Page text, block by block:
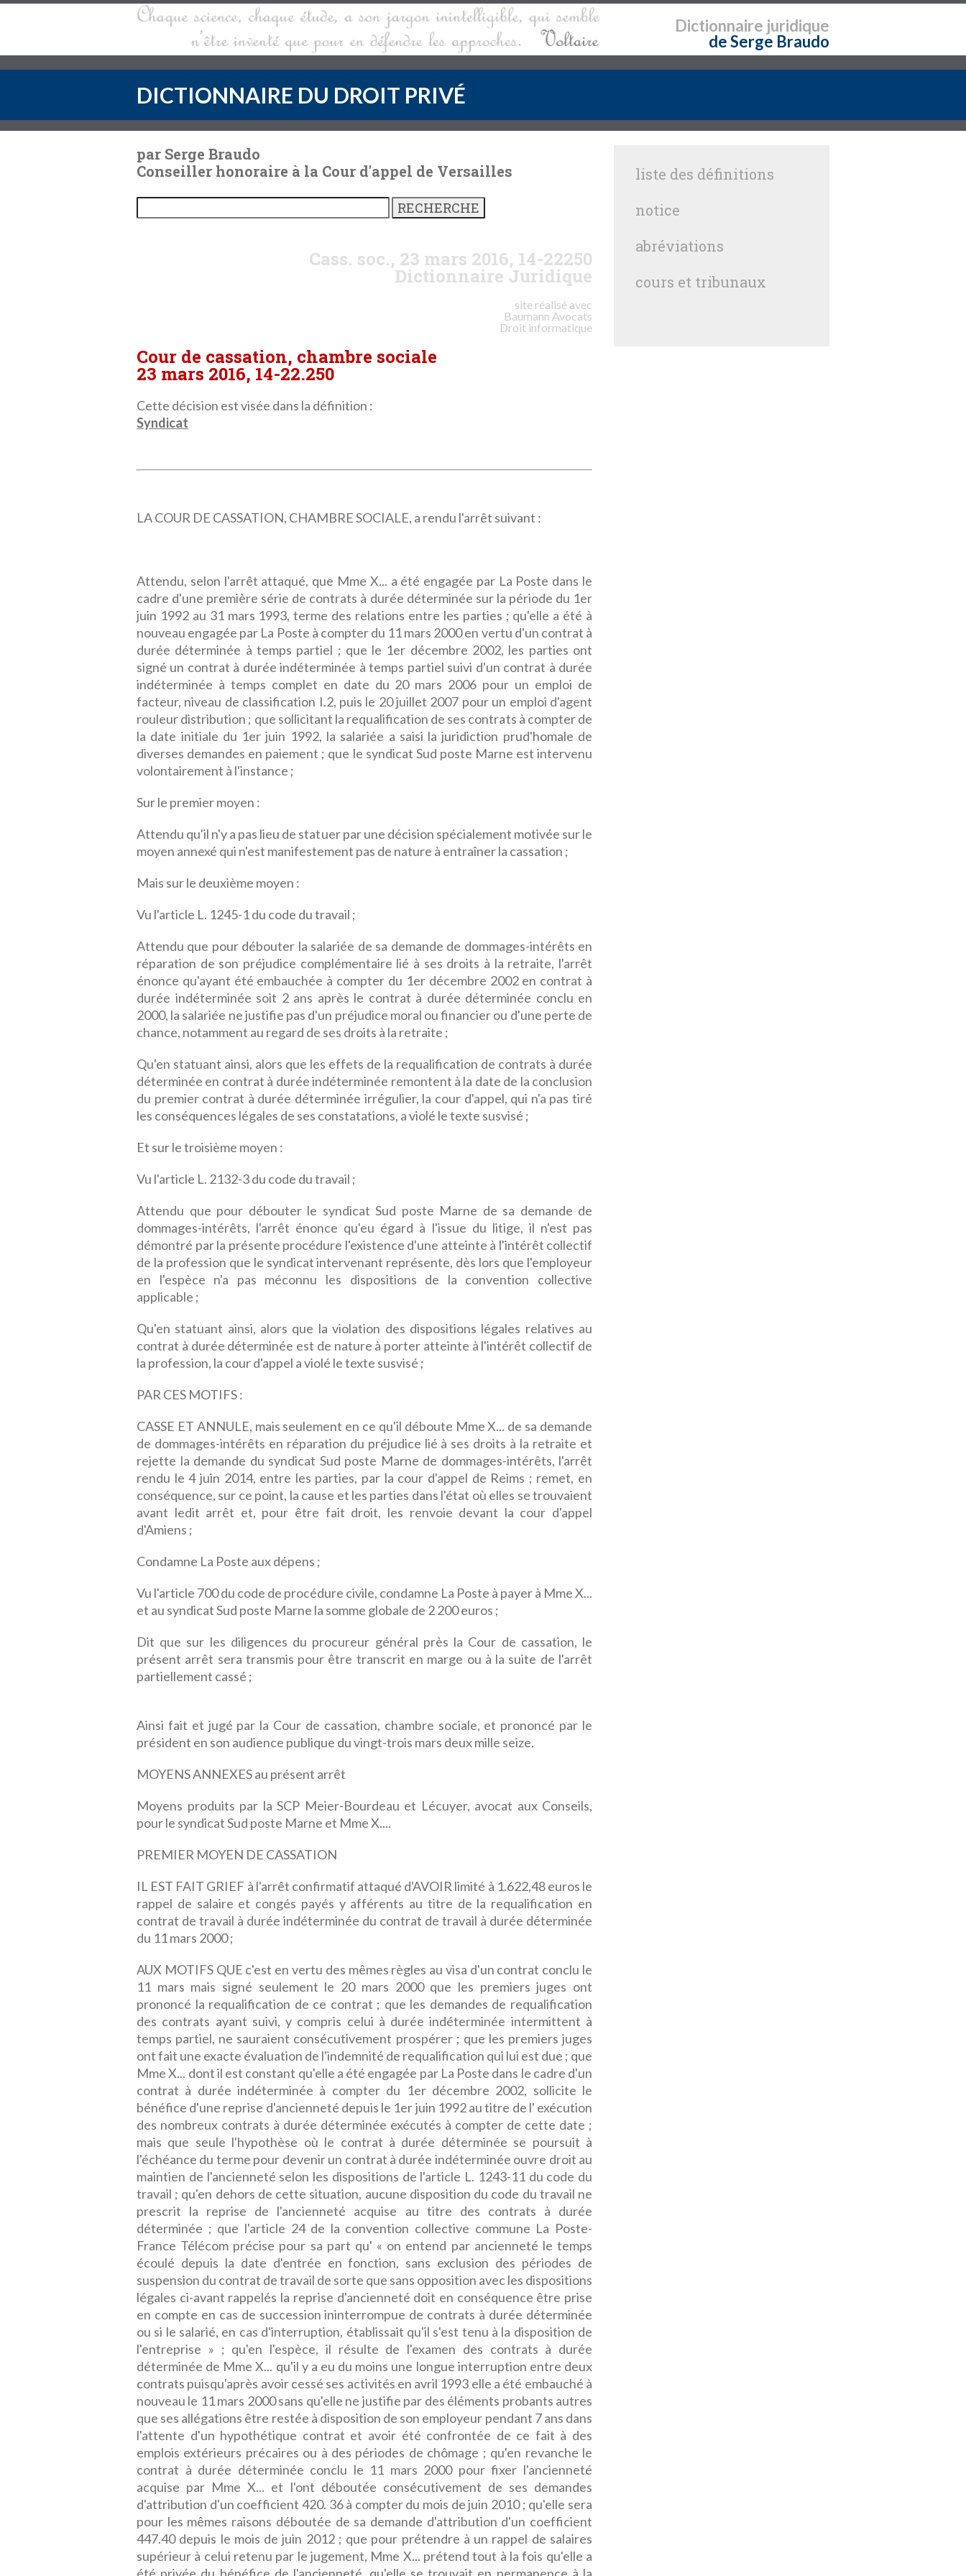
Dictionnaire juridique
de Serge Braudo
DICTIONNAIRE DU DROIT PRIVÉ
par Serge Braudo
Conseiller honoraire à la Cour d'appel de Versailles
Cass. soc., 23 mars 2016, 14-22250
Dictionnaire Juridique
site réalisé avec
Baumann Avocats
Droit informatique
Cour de cassation, chambre sociale
23 mars 2016, 14-22.250
Cette décision est visée dans la définition :
Syndicat
LA COUR DE CASSATION, CHAMBRE SOCIALE, a rendu l'arrêt suivant :
Attendu, selon l'arrêt attaqué, que Mme X... a été engagée par La Poste dans le
cadre d'une première série de contrats à durée déterminée sur la période du 1er
juin 1992 au 31 mars 1993, terme des relations entre les parties ; qu'elle a été à
nouveau engagée par La Poste à compter du 11 mars 2000 en vertu d'un contrat à
durée déterminée à temps partiel ; que le 1er décembre 2002, les parties ont
signé un contrat à durée indéterminée à temps partiel suivi d'un contrat à durée
indéterminée à temps complet en date du 20 mars 2006 pour un emploi de
facteur, niveau de classification I.2, puis le 20 juillet 2007 pour un emploi d'agent
rouleur distribution ; que sollicitant la requalification de ses contrats à compter de
la date initiale du 1er juin 1992, la salariée a saisi la juridiction prud'homale de
diverses demandes en paiement ; que le syndicat Sud poste Marne est intervenu
volontairement à l'instance ;
Sur le premier moyen :
Attendu qu'il n'y a pas lieu de statuer par une décision spécialement motivée sur le
moyen annexé qui n'est manifestement pas de nature à entraîner la cassation ;
Mais sur le deuxième moyen :
Vu l'article L. 1245-1 du code du travail ;
Attendu que pour débouter la salariée de sa demande de dommages-intérêts en
réparation de son préjudice complémentaire lié à ses droits à la retraite, l'arrêt
énonce qu'ayant été embauchée à compter du 1er décembre 2002 en contrat à
durée indéterminée soit 2 ans après le contrat à durée déterminée conclu en
2000, la salariée ne justifie pas d'un préjudice moral ou financier ou d'une perte de
chance, notamment au regard de ses droits à la retraite ;
Qu'en statuant ainsi, alors que les effets de la requalification de contrats à durée
déterminée en contrat à durée indéterminée remontent à la date de la conclusion
du premier contrat à durée déterminée irrégulier, la cour d'appel, qui n'a pas tiré
les conséquences légales de ses constatations, a violé le texte susvisé ;
Et sur le troisième moyen :
Vu l'article L. 2132-3 du code du travail ;
Attendu que pour débouter le syndicat Sud poste Marne de sa demande de
dommages-intérêts, l'arrêt énonce qu'eu égard à l'issue du litige, il n'est pas
démontré par la présente procédure l'existence d'une atteinte à l'intérêt collectif
de la profession que le syndicat intervenant représente, dès lors que l'employeur
en l'espèce n'a pas méconnu les dispositions de la convention collective
applicable ;
Qu'en statuant ainsi, alors que la violation des dispositions légales relatives au
contrat à durée déterminée est de nature à porter atteinte à l'intérêt collectif de
la profession, la cour d'appel a violé le texte susvisé ;
PAR CES MOTIFS :
CASSE ET ANNULE, mais seulement en ce qu'il déboute Mme X... de sa demande
de dommages-intérêts en réparation du préjudice lié à ses droits à la retraite et
rejette la demande du syndicat Sud poste Marne de dommages-intérêts, l'arrêt
rendu le 4 juin 2014, entre les parties, par la cour d'appel de Reims ; remet, en
conséquence, sur ce point, la cause et les parties dans l'état où elles se trouvaient
avant ledit arrêt et, pour être fait droit, les renvoie devant la cour d'appel
d'Amiens ;
Condamne La Poste aux dépens ;
Vu l'article 700 du code de procédure civile, condamne La Poste à payer à Mme X...
et au syndicat Sud poste Marne la somme globale de 2 200 euros ;
Dit que sur les diligences du procureur général près la Cour de cassation, le
présent arrêt sera transmis pour être transcrit en marge ou à la suite de l'arrêt
partiellement cassé ;
Ainsi fait et jugé par la Cour de cassation, chambre sociale, et prononcé par le
président en son audience publique du vingt-trois mars deux mille seize.
MOYENS ANNEXES au présent arrêt
Moyens produits par la SCP Meier-Bourdeau et Lécuyer, avocat aux Conseils,
pour le syndicat Sud poste Marne et Mme X....
PREMIER MOYEN DE CASSATION
IL EST FAIT GRIEF à l'arrêt confirmatif attaqué d'AVOIR limité à 1.622,48 euros le
rappel de salaire et congés payés y afférents au titre de la requalification en
contrat de travail à durée indéterminée du contrat de travail à durée déterminée
du 11 mars 2000 ;
AUX MOTIFS QUE c'est en vertu des mêmes règles au visa d'un contrat conclu le
11 mars mais signé seulement le 20 mars 2000 que les premiers juges ont
prononcé la requalification de ce contrat ; que les demandes de requalification
des contrats ayant suivi, y compris celui à durée indéterminée intermittent à
temps partiel, ne sauraient consécutivement prospérer ; que les premiers juges
ont fait une exacte évaluation de l'indemnité de requalification qui lui est due ; que
Mme X... dont il est constant qu'elle a été engagée par La Poste dans le cadre d'un
contrat à durée indéterminée à compter du 1er décembre 2002, sollicite le
bénéfice d'une reprise d'ancienneté depuis le 1er juin 1992 au titre de l' exécution
des nombreux contrats à durée déterminée exécutés à compter de cette date ;
mais que seule l'hypothèse où le contrat à durée déterminée se poursuit à
l'échéance du terme pour devenir un contrat à durée indéterminée ouvre droit au
maintien de l'ancienneté selon les dispositions de l'article L. 1243-11 du code du
travail ; qu'en dehors de cette situation, aucune disposition du code du travail ne
prescrit la reprise de l'ancienneté acquise au titre des contrats à durée
déterminée ; que l'article 24 de la convention collective commune La Poste-
France Télécom précise pour sa part qu' « on entend par ancienneté le temps
écoulé depuis la date d'entrée en fonction, sans exclusion des périodes de
suspension du contrat de travail de sorte que sans opposition avec les dispositions
légales ci-avant rappelés la reprise d'ancienneté doit en conséquence être prise
en compte en cas de succession ininterrompue de contrats à durée déterminée
ou si le salarié, en cas d'interruption, établissait qu'il s'est tenu à la disposition de
l'entreprise » ; qu'en l'espèce, il résulte de l'examen des contrats à durée
déterminée de Mme X... qu'il y a eu du moins une longue interruption entre deux
contrats puisqu'après avoir cessé ses activités en avril 1993 elle a été embauché à
nouveau le 11 mars 2000 sans qu'elle ne justifie par des éléments probants autres
que ses allégations être restée à disposition de son employeur pendant 7 ans dans
l'attente d'un hypothétique contrat et avoir été confrontée de ce fait à des
emplois extérieurs précaires ou à des périodes de chômage ; qu'en revanche le
contrat à durée déterminée conclu le 11 mars 2000 pour fixer l'ancienneté
acquise par Mme X... et l'ont déboutée consécutivement de ses demandes
d'attribution d'un coefficient 420. 36 à compter du mois de juin 2010 ; qu'elle sera
pour les mêmes raisons déboutée de sa demande d'attribution d'un coefficient
447.40 depuis le mois de juin 2012 ; que pour prétendre à un rappel de salaires
supérieur à celui retenu par le jugement, Mme X... prétend tout à la fois qu'elle a
liste des définitions
notice
abréviations
cours et tribunaux